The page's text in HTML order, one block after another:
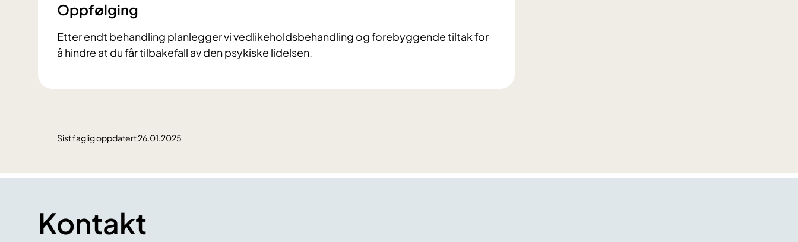
Oppfølging
Etter endt behandling planlegger vi vedlikeholdsbehandling og forebyggende tiltak for
å hindre at du får tilbakefall av den psykiske lidelsen.
Sist faglig oppdatert 26.01.2025
Kontakt